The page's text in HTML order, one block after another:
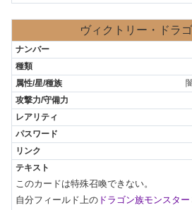
ヴィクトリー・ドラ
このカードは特殊召喚できない。
自分フィールド上の ドラゴン族モンスター